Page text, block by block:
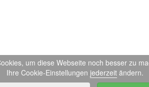
um diese Webseite noch besser zu
Ihre Cookie-Einstellungen jederzeit ändern.